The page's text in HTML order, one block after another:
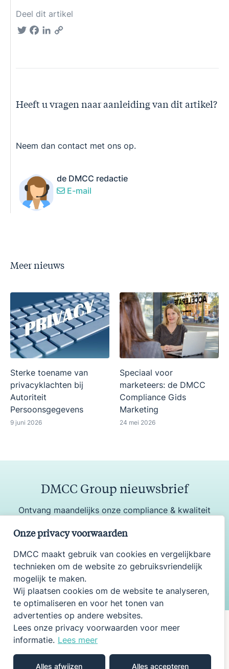
Onze privacy voorwaarden
DMCC maakt gebruik van cookies en vergelijkbare
technieken om de website zo gebruiksvriendelijk
mogelijk te maken.
Wij plaatsen cookies om de website te analyseren,
te optimaliseren en voor het tonen van
advertenties op andere websites.
Lees onze privacy voorwaarden voor meer
informatie. Lees meer
Alles afwijzen Alles accepteren
Deel dit artikel
TwitterFacebook
LinkedIn
Heeft u vragen naar aanleiding van dit artikel?
Neem dan contact met ons op.
de DMCC redactie
E-mail
Meer nieuws
Sterke toename van
privacyklachten bij
Autoriteit
Persoonsgegevens
9 juni 2026
Speciaal voor
marketeers: de DMCC
Compliance Gids
Marketing
24 mei 2026
DMCC Group nieuwsbrief
Ontvang maandelijks onze compliance & kwaliteit
Onderdeel van DMCC Group
DMCC WWJZ TQIS